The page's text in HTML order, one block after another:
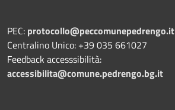
PEC: protocollo@peccomunepedrengo.it
Centralino Unico: +39 035 661027
Feedback accesssibilità:
accessibilita@comune.pedrengo.bg.it